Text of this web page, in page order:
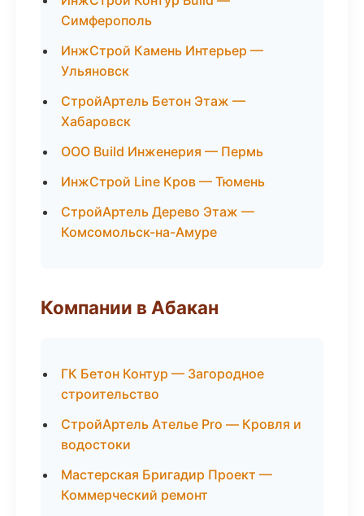
Симферополь
ИнжСтрой Камень Интерьер —
Ульяновск
СтройАртель Бетон Этаж —
Хабаровск
ООО Build Инженерия — Пермь
ИнжСтрой Line Кров — Тюмень
СтройАртель Дерево Этаж —
Комсомольск-на-Амуре
Компании в Абакан
ГК Бетон Контур — Загородное
строительство
СтройАртель Ателье Pro — Кровля и
водостоки
Мастерская Бригадир Проект —
Коммерческий ремонт